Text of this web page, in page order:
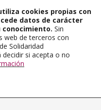
cookies propias con
datos de carácter
conocimiento. Sin
web de terceros con
Solidaridad
si acepta o no